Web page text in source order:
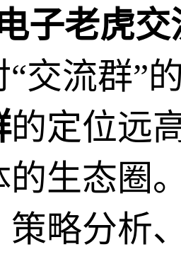
子老虎
交流群”
的定位远
的生态圈
策略分析